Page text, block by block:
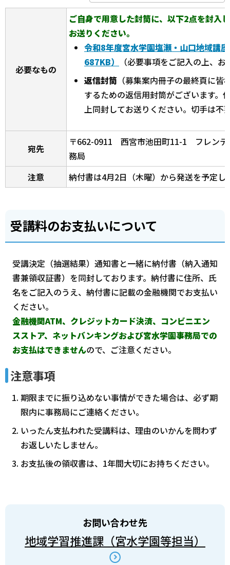
必要なもの
ご自身で用意した封筒に、以下2点を封入
お送りください。
令和8年度宮水学園塩瀬・山口地域講
687KB）
（必要事項をご記入の上、
返信封筒 （募集案内冊子の最終頁に
するための返信用封筒がございます。
上同封してお送りください。切手は不
宛先
〒662-0911 西宮市池田町11-1 フレン
務局
注意
納付書は4月2日（木曜）から発送を予定し
受講料のお支払いについて
受講決定（抽選結果）通知書と一緒に納付書（納入通知
書兼領収証書）を同封しております。納付書に住所、氏
名をご記入のうえ、納付書に記載の金融機関でお支払い
ください。
金融機関ATM、クレジットカード決済、コンビニエン
スストア、ネットバンキングおよび宮水学園事務局での
お支払はできませんので、ご注意ください。
注意事項
期限までに振り込めない事情ができた場合は、必ず期
限内に事務局にご連絡ください。
いったん支払われた受講料は、理由のいかんを問わず
お返しいたしません。
お支払後の領収書は、1年間大切にお持ちください。
お問い合わせ先
地域学習推進課（宮水学園等担当）